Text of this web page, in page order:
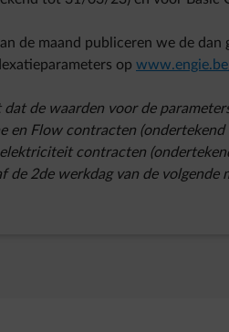
de maand publiceren we de dan
op
de waarden voor de
en Flow contracten (ondertekend
contracten
de 2de werkdag van de volgende